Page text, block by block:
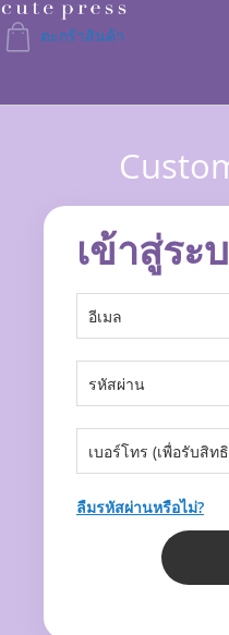
Skip
to
Content
ตะกร้าสินค้า
เข้าสู่ระ
ลืมรหัสผ่านหรือไม่?